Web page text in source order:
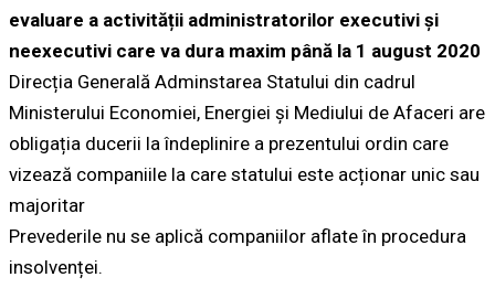
evaluare a activității administratorilor executivi și
neexecutivi care va dura maxim până la 1 august 2020
Direcția Generală Adminstarea Statului din cadrul
Ministerului Economiei, Energiei și Mediului de Afaceri are
obligația ducerii la îndeplinire a prezentului ordin care
vizează companiile la care statului este acționar unic sau
majoritar
Prevederile nu se aplică companiilor aflate în procedura
insolvenței.